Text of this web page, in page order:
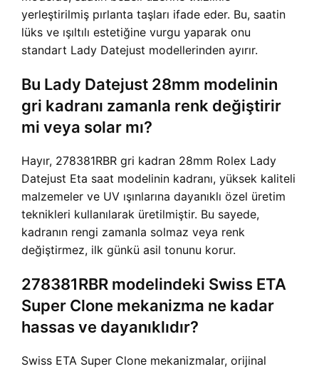
yerleştirilmiş pırlanta taşları ifade eder. Bu, saatin
lüks ve ışıltılı estetiğine vurgu yaparak onu
standart Lady Datejust modellerinden ayırır.
Bu Lady Datejust 28mm modelinin
gri kadranı zamanla renk değiştirir
mi veya solar mı?
Hayır, 278381RBR gri kadran 28mm Rolex Lady
Datejust Eta saat modelinin kadranı, yüksek kaliteli
malzemeler ve UV ışınlarına dayanıklı özel üretim
teknikleri kullanılarak üretilmiştir. Bu sayede,
kadranın rengi zamanla solmaz veya renk
değiştirmez, ilk günkü asil tonunu korur.
278381RBR modelindeki Swiss ETA
Super Clone mekanizma ne kadar
hassas ve dayanıklıdır?
Swiss ETA Super Clone mekanizmalar, orijinal